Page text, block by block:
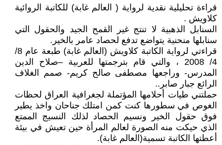
قراءة تحليلية نقدية لرواية ( العالم غابة) للكاتبة الروائية
كلاويش .
السنابل الذهبية لا تنتج غير القمح الجيد والحقول التي
سنابلها منحنية يتواضع تدفع لحصاد عامر بالخير.
قراءتي لرواية الكاتبة كلاويش (العالم غابة) طبعة عام 8/
4/ 2008 ، والتي قام بترجمتها للعربية –صلاح الدين
المدرس- وراجعها مصطفى صالح كريم- صمم الغلاف
الرائع جبار صابر..
حملتني طيات أحلامها المؤتملة لجغرافية العراق لحظات
الغوص في سطورها كنت كمن امتلك جناحان واخذ يطير
فوق حقول الخير ونسيم الحصاد لذلك النسيج الممتع
الذي حيكت منه الصورة لعالم المرأة حين تعيش في بيئة
أعطتها الكاتبة تسمية(العالم غابة).